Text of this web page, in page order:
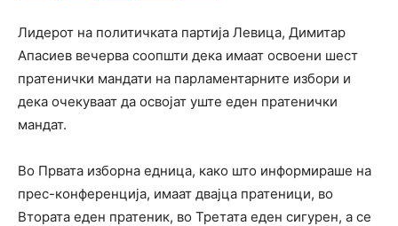
Лидерот на политичката партија Левица, Димитар
Апасиев вечерва соопшти дека имаат освоени шест
пратенички мандати на парламентарните избори и
дека очекуваат да освојат уште еден пратенички
мандат.
Во Првата изборна едница, како што информираше на
прес-конференција, имаат двајца пратеници, во
Втората еден пратеник, во Третата еден сигурен, а се